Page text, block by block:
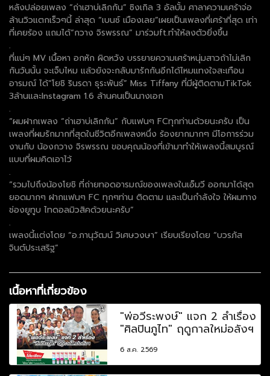
หลังปล่อยเพลง “ถ่าเฮาบ่เลิกกัน” ซิงเกิล 3 อัลบั้ม ศาลาความเศร้าจ่อ
ล้านวิวแตกเร็วๆนี้ ล่าสุด “เบนซ์ เมืองเลย”เผยเป็นเพลงที่เศร้าที่สุด เท่า
ที่เคยร้อง แถมได้“กวาง จิรพรรณ” มาร่วมft.ทำให้ลงตัวยิ่งขึ้น
.
ที่แน่ๆ MV เนื้อหา อกหัก ผิดหวัง บรรยายความเศร้าหนุ่มสาวถ้าไม่เลิก
กันวันนั้น จะเจ็บไหม แล้วยังจะกลับมารักกันอีกได้ไหมแทงใจสะเทือน
อารมณ์ ได้“โยชิ รินรดา ธุระพันธ์” Miss Tiffany ที่มีผู้ติดตามTikTok
3ล้านและInstagram 1.6 ล้านคนเป็นนางเอก
.
“ผมฝากเพลง “ถ่าเฮาบ่เลิกกัน” กับแฟนๆ FCทุกท่านด้วยนะครับ เป็น
เพลงที่ผมรักมากที่สุดในชีวิตอีกเพลงหนึ่ง ร้องยากมากๆ มีโอการร่วม
งานกับ น้องกวาง จิรพรรณ ขอบคุณน้องที่เข้ามาทำให้เพลงนี้สมบูรณ์
แบบที่ผมคิดเอาไว้
.
“รวมไปถึงน้องโยชิ ที่ถ่ายทอดอารมณ์ของเพลงในเอ็มวี ออกมาได้สุด
ยอดมากๆ ฝากแฟนๆ FC ทุกๆท่าน ติดตาม และเป็นกำลังใจ ให้ผมทาง
ช่องยูทูบ ไทดอลมิวสิคด้วยนะครับ”
.
เพลงนี้แต่งโดย “อ.ภานุวัฒน์ วิเศษวงษา” เรียบเรียงโดย “บวรภัส
จินต์ประเสริฐ”
เนื้อหาที่เกี่ยวข้อง
"พ่อวีระพงษ์" แจก 2 ลำเรื่อง
"ศิลปินภูไท" ฤดูกาลใหม่อลังฯ
6 ส.ค. 2569